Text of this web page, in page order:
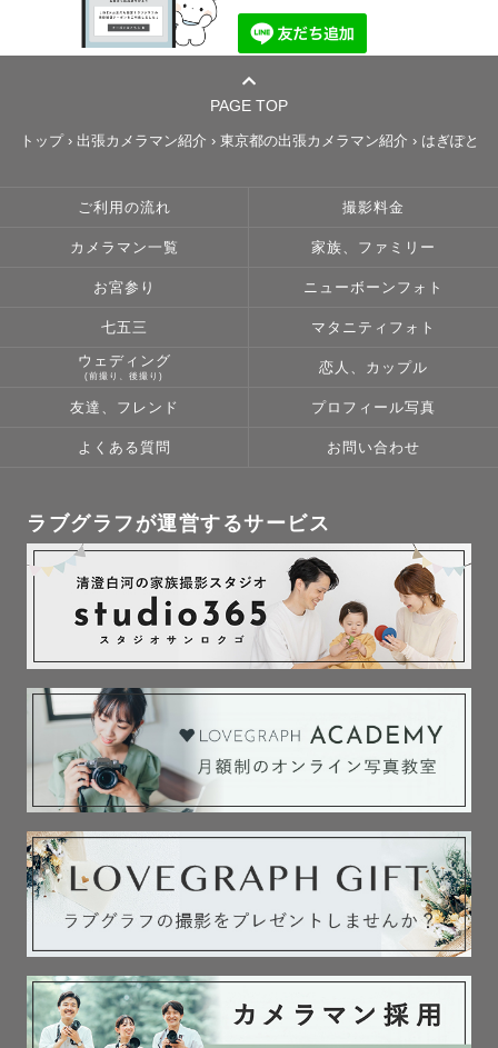
PAGE TOP
トップ› 出張カメラマン紹介 › 東京都の出張カメラマン紹介 › はぎぽと
ご利用の流れ 撮影料金
カメラマン一覧 家族、ファミリー
お宮参り ニューボーンフォト
七五三 マタニティフォト
ウェディング
(前撮り、後撮り)
恋人、カップル
友達、フレンド プロフィール写真
よくある質問 お問い合わせ
ラブグラフが運営するサービス